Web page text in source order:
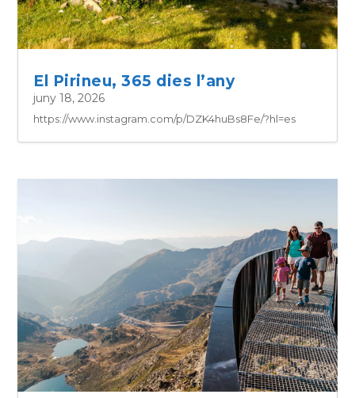
El Pirineu, 365 dies l’any
juny 18, 2026
https://www.instagram.com/p/DZK4huBs8Fe/?hl=es